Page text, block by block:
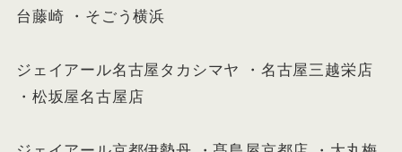
台藤崎 ・そごう横浜
ジェイアール名古屋タカシマヤ ・名古屋三越栄店
・松坂屋名古屋店